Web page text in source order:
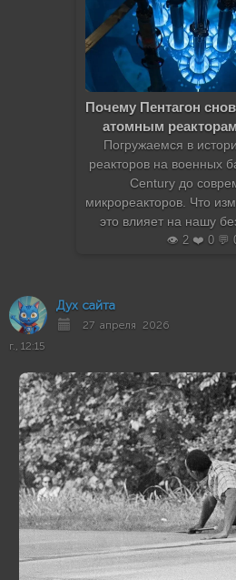
Почему Пентагон
атомным
Погружаемся в
реакторов на военных
Century до
микрореакторов. Что
это влияет на нашу
👁️ 2 ❤️ 0 💬
Дух сайта
27 апреля 2026
г., 12:15